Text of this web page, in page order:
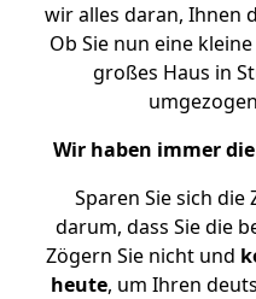
wir alles daran, Ihnen
Ob Sie nun eine
großes Haus in
Wir haben immer
Sparen Sie sich
darum, dass Sie die
Zögern Sie nicht und
heute, um Ihren